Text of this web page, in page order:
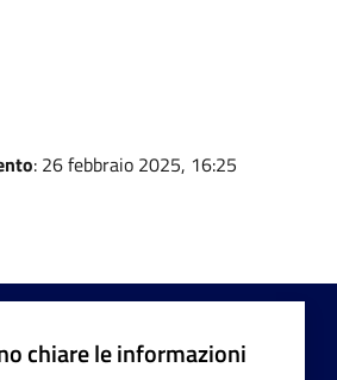
: 26 febbraio 2025, 16:25
chiare le informazioni